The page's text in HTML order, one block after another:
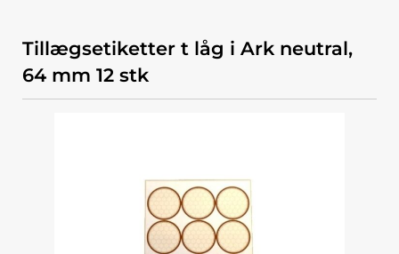
Tillægsetiketter t låg i Ark neutral,
64 mm 12 stk